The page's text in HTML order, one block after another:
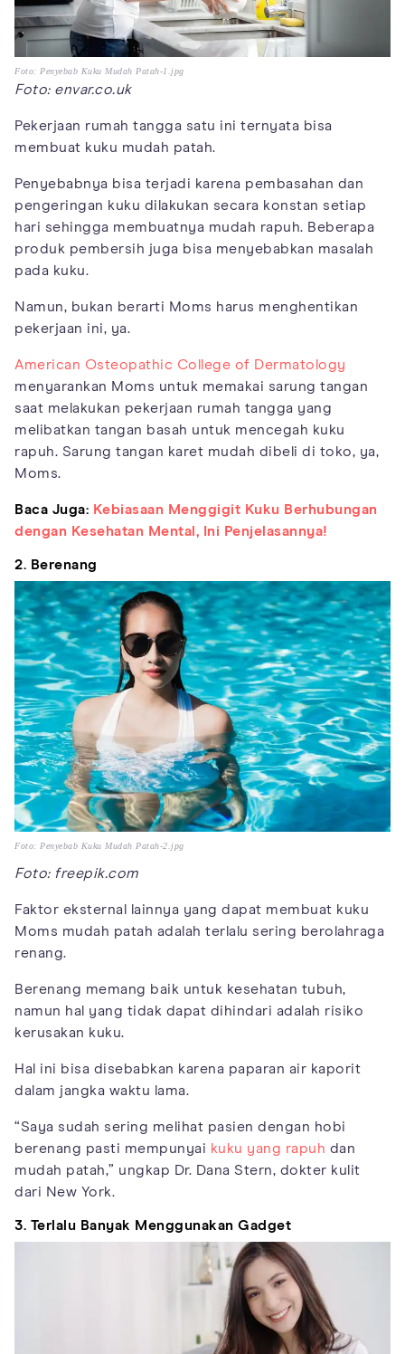
Foto: Penyebab Kuku Mudah Patah-1.jpg
Foto: envar.co.uk
Pekerjaan rumah tangga satu ini ternyata bisa
membuat kuku mudah patah.
Penyebabnya bisa terjadi karena pembasahan dan
pengeringan kuku dilakukan secara konstan setiap
hari sehingga membuatnya mudah rapuh. Beberapa
produk pembersih juga bisa menyebabkan masalah
pada kuku.
Namun, bukan berarti Moms harus menghentikan
pekerjaan ini, ya.
American Osteopathic College of Dermatology
menyarankan Moms untuk memakai sarung tangan
saat melakukan pekerjaan rumah tangga yang
melibatkan tangan basah untuk mencegah kuku
rapuh. Sarung tangan karet mudah dibeli di toko, ya,
Moms.
Baca Juga: Kebiasaan Menggigit Kuku Berhubungan
dengan Kesehatan Mental, Ini Penjelasannya!
2. Berenang
Foto: Penyebab Kuku Mudah Patah-2.jpg
Foto: freepik.com
Faktor eksternal lainnya yang dapat membuat kuku
Moms mudah patah adalah terlalu sering berolahraga
renang.
Berenang memang baik untuk kesehatan tubuh,
namun hal yang tidak dapat dihindari adalah risiko
kerusakan kuku.
Hal ini bisa disebabkan karena paparan air kaporit
dalam jangka waktu lama.
“Saya sudah sering melihat pasien dengan hobi
berenang pasti mempunyai kuku yang rapuh dan
mudah patah,” ungkap Dr. Dana Stern, dokter kulit
dari New York.
3. Terlalu Banyak Menggunakan Gadget